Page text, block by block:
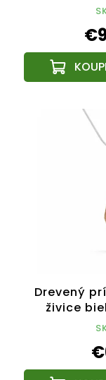
Drevený
živice